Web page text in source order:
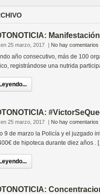
25 marzo, 2017 | No hay comentarios
año consecutivo, más de 100
registrándose una nutrida
25 marzo, 2017 | No hay comentarios
9 de marzo la Policía y el juzgado
de hipoteca durante diez años .